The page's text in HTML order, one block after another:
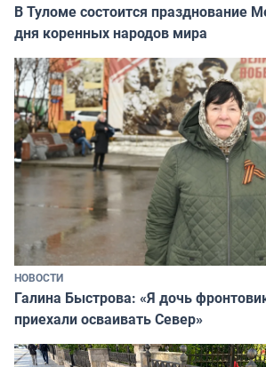
В Туломе состоится празднование
дня коренных народов мира
НОВОСТИ
Галина Быстрова: «Я дочь
приехали осваивать Север»